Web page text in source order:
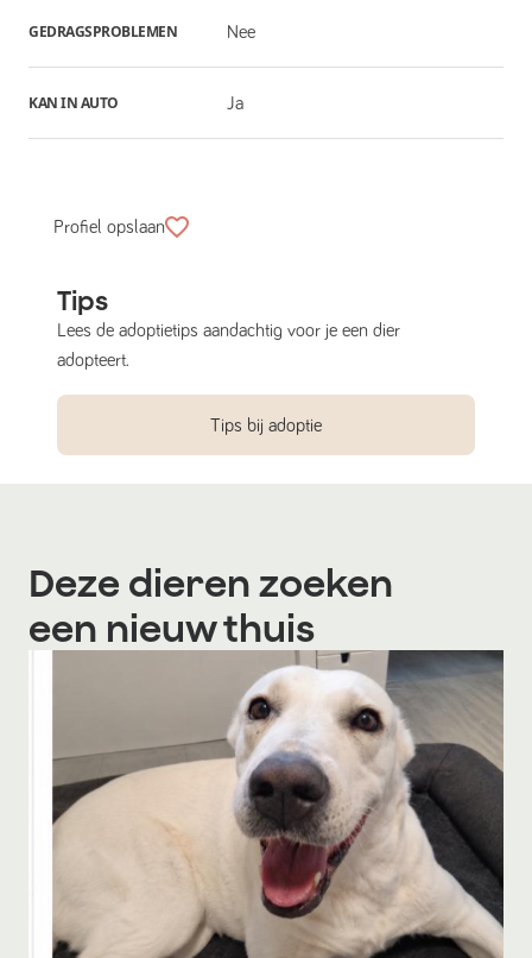
GEDRAGSPROBLEMEN Nee
KAN IN AUTO Ja
Profiel opslaan
Tips
Lees de adoptietips aandachtig voor je een dier
adopteert.
Tips bij adoptie
Deze dieren zoeken
een nieuw thuis